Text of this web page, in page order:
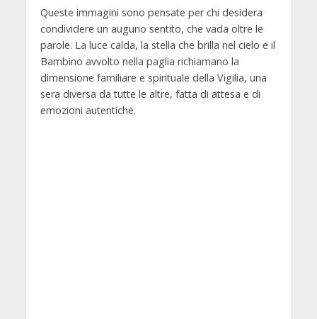
Queste immagini sono pensate per chi desidera
condividere un augurio sentito, che vada oltre le
parole. La luce calda, la stella che brilla nel cielo e il
Bambino avvolto nella paglia richiamano la
dimensione familiare e spirituale della Vigilia, una
sera diversa da tutte le altre, fatta di attesa e di
emozioni autentiche.